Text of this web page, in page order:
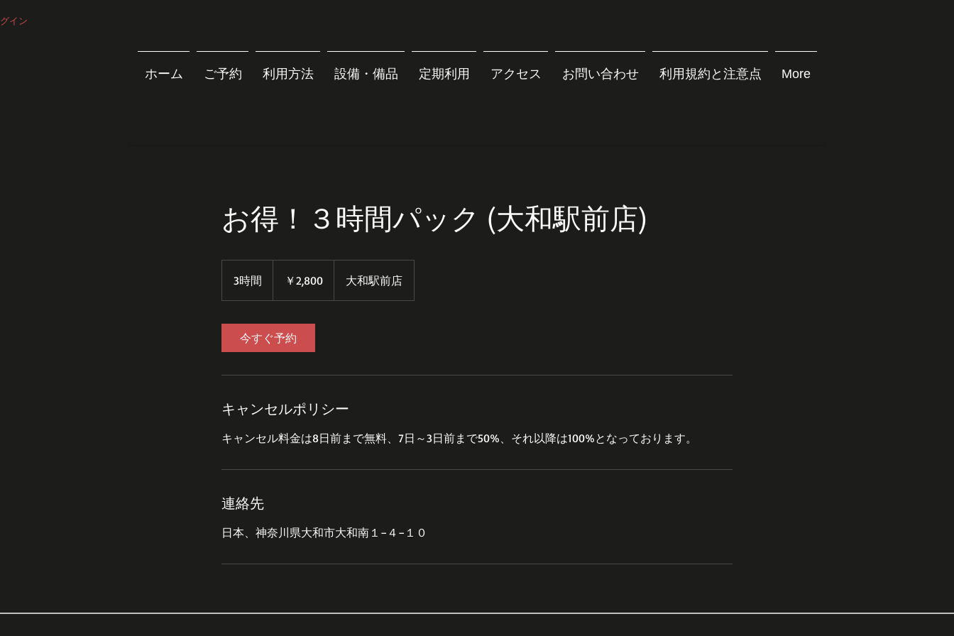
イン
ホーム ご予約 利用方法 設備・備品 定期利用 アクセス お問い合わせ 利用規約と注意点 More
お得！３時間パック (大和駅前店)
3時間
時
￥2,800 大和駅前店
今すぐ予約
キャンセルポリシー
連絡先
日本、神奈川県大和市大和南１−４−１０